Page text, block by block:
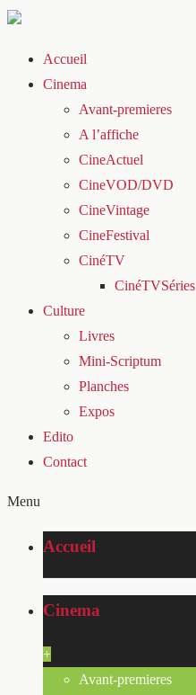
Accueil
Cinema
Avant-premieres
A l’affiche
CineActuel
CineVOD/DVD
CineVintage
CineFestival
CinéTV
CinéTVSéries
Culture
Livres
Mini-Scriptum
Planches
Expos
Edito
Contact
Menu
Accueil
Cinema
+
Avant-premieres